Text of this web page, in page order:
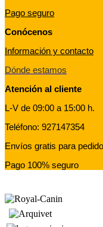
Pago seguro
Conócenos
Información y contacto
Dónde estamos
Atención al cliente
L-V de 09:00 a 15:00 h.
Teléfono: 927147354
Envíos gratis para
Pago 100% seguro